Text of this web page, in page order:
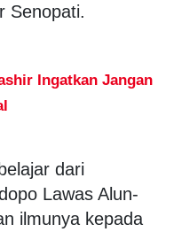
Senopati.
Ingatkan Jangan
dari
Lawas Alun-
ilmunya kepada